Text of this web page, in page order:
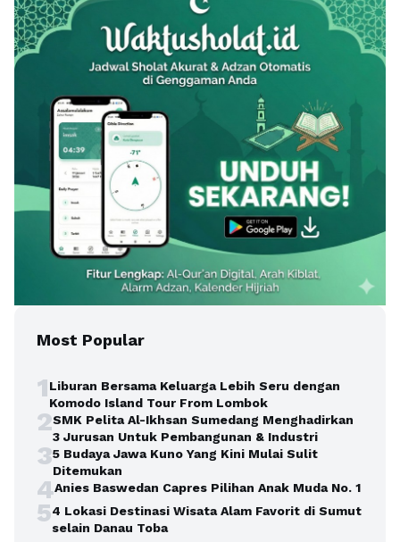
Most Popular
1Liburan Bersama Keluarga Lebih Seru dengan
Komodo Island Tour From Lombok
2SMK Pelita Al-Ikhsan Sumedang Menghadirkan
3 Jurusan Untuk Pembangunan & Industri
35 Budaya Jawa Kuno Yang Kini Mulai Sulit
Ditemukan
4Anies Baswedan Capres Pilihan Anak Muda No. 1
54 Lokasi Destinasi Wisata Alam Favorit di Sumut
selain Danau Toba